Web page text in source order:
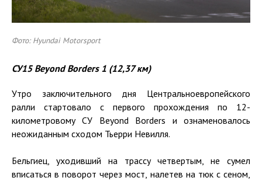
Фото: Hyundai Motorsport
СУ15 Beyond Borders 1 (12,37км)
Утро заключительного дня Центральноевропейского
ралли стартовало с первого прохождения по 12-
километровому СУ Beyond Borders и ознаменовалось
неожиданным сходом Тьерри Невилля.
Бельгиец, уходивший на трассу четвертым, не сумел
вписаться в поворот через мост, налетев на тюк с сеном,